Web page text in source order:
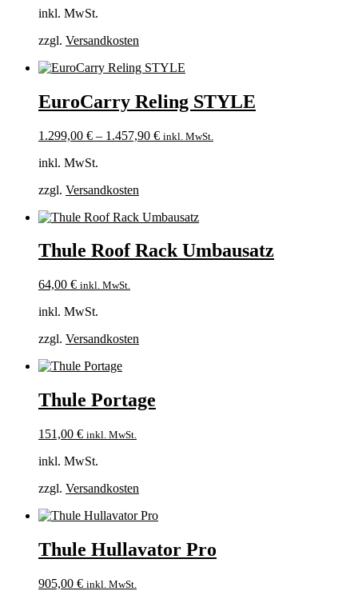
inkl. MwSt.
zzgl. Versandkosten
EuroCarry Reling STYLE
1.299,00 € – 1.457,90 € inkl. MwSt.
inkl. MwSt.
zzgl. Versandkosten
Thule Roof Rack Umbausatz
64,00 € inkl. MwSt.
inkl. MwSt.
zzgl. Versandkosten
Thule Portage
151,00 € inkl. MwSt.
inkl. MwSt.
zzgl. Versandkosten
Thule Hullavator Pro
905,00 € inkl. MwSt.